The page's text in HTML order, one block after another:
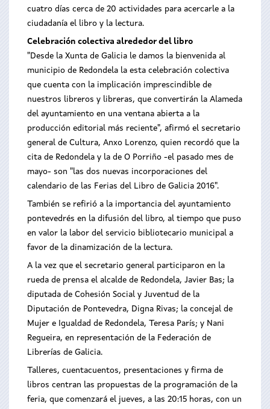
cuatro días cerca de 20 actividades para acercarle a la
ciudadanía el libro y la lectura.
Celebración colectiva alrededor del libro
"Desde la Xunta de Galicia le damos la bienvenida al
municipio de Redondela la esta celebración colectiva
que cuenta con la implicación imprescindible de
nuestros libreros y libreras, que convertirán la Alameda
del ayuntamiento en una ventana abierta a la
producción editorial más reciente", afirmó el secretario
general de Cultura, Anxo Lorenzo, quien recordó que la
cita de Redondela y la de O Porriño -el pasado mes de
mayo- son "las dos nuevas incorporaciones del
calendario de las Ferias del Libro de Galicia 2016".
También se refirió a la importancia del ayuntamiento
pontevedrés en la difusión del libro, al tiempo que puso
en valor la labor del servicio bibliotecario municipal a
favor de la dinamización de la lectura.
A la vez que el secretario general participaron en la
rueda de prensa el alcalde de Redondela, Javier Bas; la
diputada de Cohesión Social y Juventud de la
Diputación de Pontevedra, Digna Rivas; la concejal de
Mujer e Igualdad de Redondela, Teresa París; y Nani
Regueira, en representación de la Federación de
Librerías de Galicia.
Talleres, cuentacuentos, presentaciones y firma de
libros centran las propuestas de la programación de la
feria, que comenzará el jueves, a las 20:15 horas, con un